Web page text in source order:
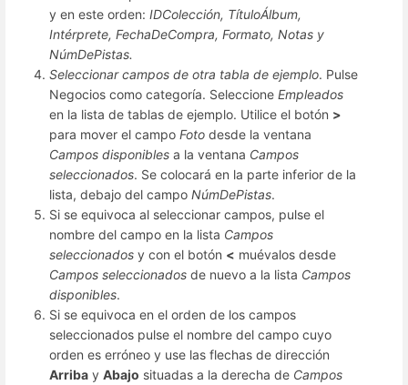
y en este orden: IDColección, TítuloÁlbum,
Intérprete, FechaDeCompra, Formato, Notas y
NúmDePistas.
Seleccionar campos de otra tabla de ejemplo. Pulse
Negocios como categoría. Seleccione Empleados
en la lista de tablas de ejemplo. Utilice el botón >
para mover el campo Foto desde la ventana
Campos disponibles a la ventana Campos
seleccionados. Se colocará en la parte inferior de la
lista, debajo del campo NúmDePistas.
Si se equivoca al seleccionar campos, pulse el
nombre del campo en la lista Campos
seleccionados y con el botón < muévalos desde
Campos seleccionados de nuevo a la lista Campos
disponibles.
Si se equivoca en el orden de los campos
seleccionados pulse el nombre del campo cuyo
orden es erróneo y use las flechas de dirección
Arriba y Abajo situadas a la derecha de Campos